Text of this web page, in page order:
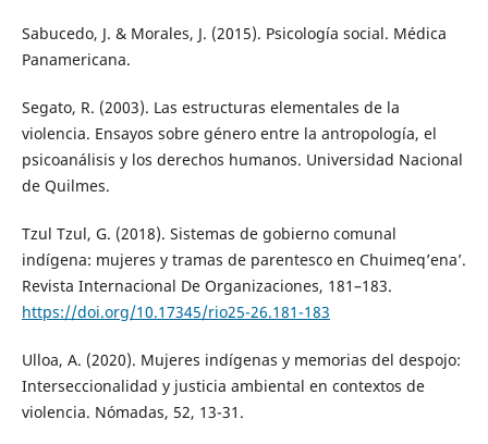
Sabucedo, J. & Morales, J. (2015). Psicología social. Médica
Panamericana.
Segato, R. (2003). Las estructuras elementales de la
violencia. Ensayos sobre género entre la antropología, el
psicoanálisis y los derechos humanos. Universidad Nacional
de Quilmes.
Tzul Tzul, G. (2018). Sistemas de gobierno comunal
indígena: mujeres y tramas de parentesco en Chuimeq’ena’.
Revista Internacional De Organizaciones, 181–183.
https://doi.org/10.17345/rio25-26.181-183
Ulloa, A. (2020). Mujeres indígenas y memorias del despojo:
Interseccionalidad y justicia ambiental en contextos de
violencia. Nómadas, 52, 13-31.